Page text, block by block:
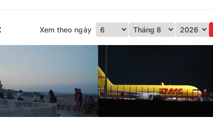
Xem theo ngày